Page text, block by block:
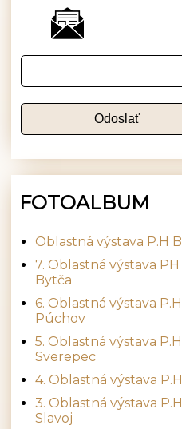
FOTOALBUM
Oblastná výstava P.H
7. Oblastná výstava
Bytča
6. Oblastná výstava
Púchov
5. Oblastná výstava
Sverepec
4. Oblastná výstava
3. Oblastná výstava
Slavoj